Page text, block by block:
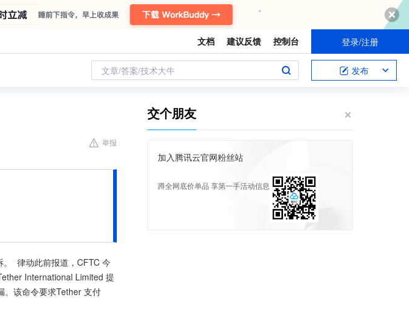
文档 建议反馈 控制台 登录/注册
文章/答案/技术大牛 发布
举报
律动此前报道，CFTC 今
International Limited 提
。该命令要求Tether 支付
交个朋友
加入腾讯云官网粉丝站
蹲全网底价单品 享第一手活动信息